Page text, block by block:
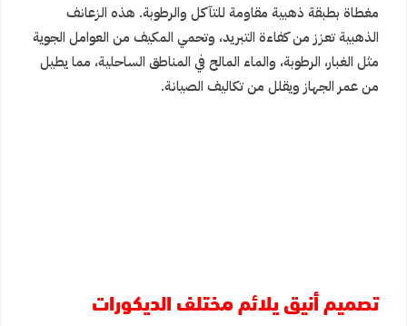
مغطاة بطبقة ذهبية مقاومة للتآكل والرطوبة. هذه الزعانف
الذهبية تعزز من كفاءة التبريد، وتحمي المكيف من العوامل الجوية
مثل الغبار، الرطوبة، والماء المالح في المناطق الساحلية، مما يطيل
من عمر الجهاز ويقلل من تكاليف الصيانة.
تصميم أنيق يلائم مختلف الديكورات